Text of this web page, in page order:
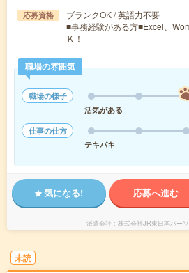
応募資格
ブランクOK / 英語力不要
■事務経験がある方■Excel、
Ｋ！
職場の雰囲気
職場の様子
活気がある
仕事の仕方
テキパキ
気になる! 応募へ進む
派遣会社 株式会社JR東日本パー
未読